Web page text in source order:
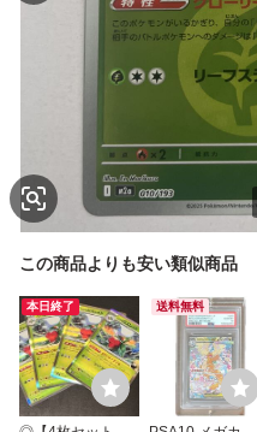
この商品よりも安い類似商品
本日終了 送料無料